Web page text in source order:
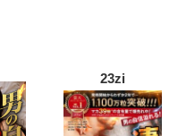
23zi